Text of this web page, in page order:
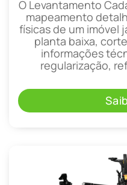
O Levantamento
mapeamento
físicas de um imóvel
planta baixa,
informações
regularização,